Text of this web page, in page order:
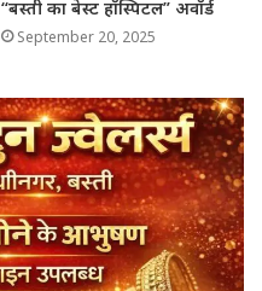
“बस्ती का बेस्ट हॉस्पिटल” अवॉर्ड
September 20, 2025